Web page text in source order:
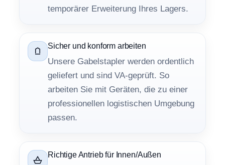
temporärer Erweiterung Ihres Lagers.
Sicher und konform arbeiten
Unsere Gabelstapler werden ordentlich
geliefert und sind VA-geprüft. So
arbeiten Sie mit Geräten, die zu einer
professionellen logistischen Umgebung
passen.
Richtige Antrieb für Innen/Außen